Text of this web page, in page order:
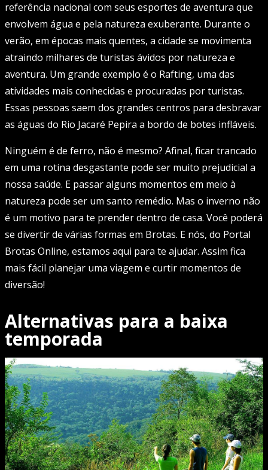
referência nacional com seus esportes de aventura que
envolvem água e pela natureza exuberante. Durante o
verão, em épocas mais quentes, a cidade se movimenta
atraindo milhares de turistas ávidos por natureza e
aventura. Um grande exemplo é o Rafting, uma das
atividades mais conhecidas e procuradas por turistas.
Essas pessoas saem dos grandes centros para desbravar
as águas do Rio Jacaré Pepira a bordo de botes infláveis.
Ninguém é de ferro, não é mesmo? Afinal, ficar trancado
em uma rotina desgastante pode ser muito prejudicial a
nossa saúde. E passar alguns momentos em meio à
natureza pode ser um santo remédio. Mas o inverno não
é um motivo para te prender dentro de casa. Você poderá
se divertir de várias formas em Brotas. E nós, do Portal
Brotas Online, estamos aqui para te ajudar. Assim fica
mais fácil planejar uma viagem e curtir momentos de
diversão!
Alternativas para a baixa
temporada